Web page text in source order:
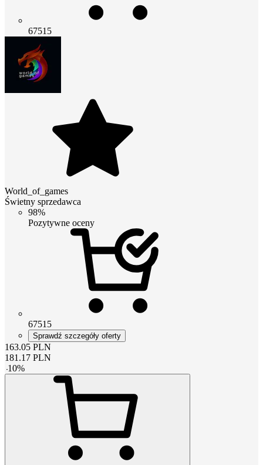
67515
World_of_games
Świetny sprzedawca
98%
Pozytywne oceny
67515
Sprawdź szczegóły oferty
163.05 PLN
181.17 PLN
-10%